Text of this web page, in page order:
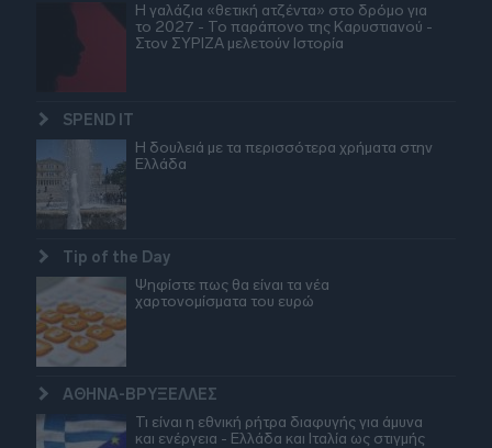
Η γαλάζια «θετική ατζέντα» στο δρόμο για
το 2027 - Το παράπονο της Καρυστιανού -
Στον ΣΥΡΙΖΑ μελετούν Ιστορία
SPEND IT
Η δουλειά με τα περισσότερα χρήματα στην
Ελλάδα
Tip of the Day
Ψηφίστε πως θα είναι τα νέα
χαρτονομίσματα του ευρώ
ΑΘΗΝΑ-ΒΡΥΞΕΛΛΕΣ
Τι είναι η εθνική ρήτρα διαφυγής για άμυνα
και ενέργεια - Ελλάδα και Ιταλία ως στιγμής